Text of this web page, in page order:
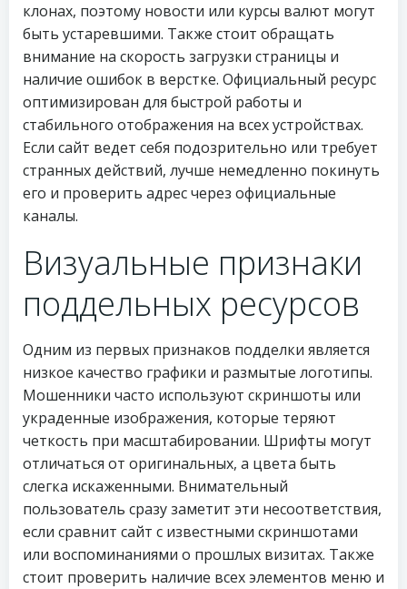
клонах, поэтому новости или курсы валют могут
быть устаревшими. Также стоит обращать
внимание на скорость загрузки страницы и
наличие ошибок в верстке. Официальный ресурс
оптимизирован для быстрой работы и
стабильного отображения на всех устройствах.
Если сайт ведет себя подозрительно или требует
странных действий, лучше немедленно покинуть
его и проверить адрес через официальные
каналы.
Визуальные признаки
поддельных ресурсов
Одним из первых признаков подделки является
низкое качество графики и размытые логотипы.
Мошенники часто используют скриншоты или
украденные изображения, которые теряют
четкость при масштабировании. Шрифты могут
отличаться от оригинальных, а цвета быть
слегка искаженными. Внимательный
пользователь сразу заметит эти несоответствия,
если сравнит сайт с известными скриншотами
или воспоминаниями о прошлых визитах. Также
стоит проверить наличие всех элементов меню и